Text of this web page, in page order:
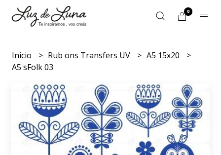
0
Inicio Rub ons Transfers UV
A5 15x20
A5 sFolk 03